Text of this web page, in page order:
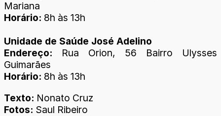
Mariana
Horário: 8h às 13h
Unidade de Saúde José Adelino
Endereço: Rua Orion, 56 Bairro Ulysses
Guimarães
Horário: 8h às 13h
Texto: Nonato Cruz
Fotos: Saul Ribeiro